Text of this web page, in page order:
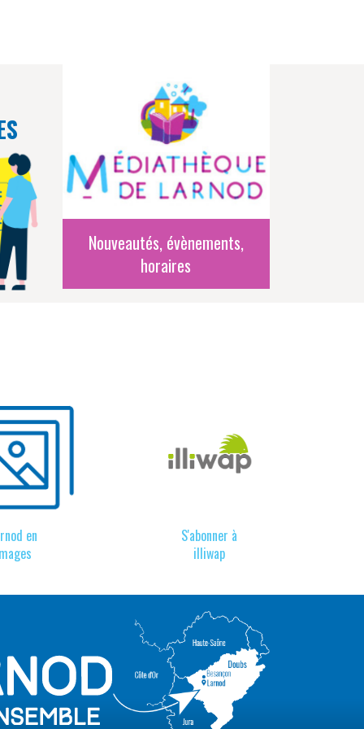
Nouveautés, évènements,
horaires
en
S'abonner à
illiwap